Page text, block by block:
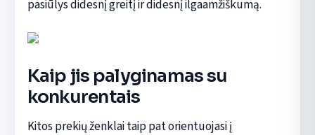
pasiūlys didesnį greitį ir didesnį ilgaamžiškumą.
Kaip jis palyginamas su
konkurentais
Kitos prekių ženklai taip pat orientuojasi į